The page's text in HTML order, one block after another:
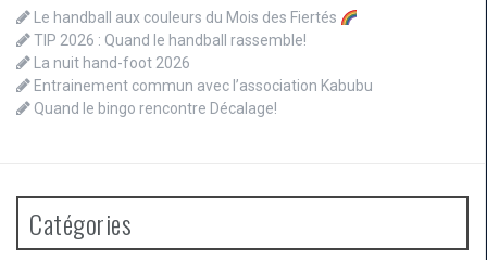
Le handball aux couleurs du Mois des Fiertés
TIP 2026 : Quand le handball rassemble!
La nuit hand-foot 2026
Entrainement commun avec l’association Kabubu
Quand le bingo rencontre Décalage!
Catégories